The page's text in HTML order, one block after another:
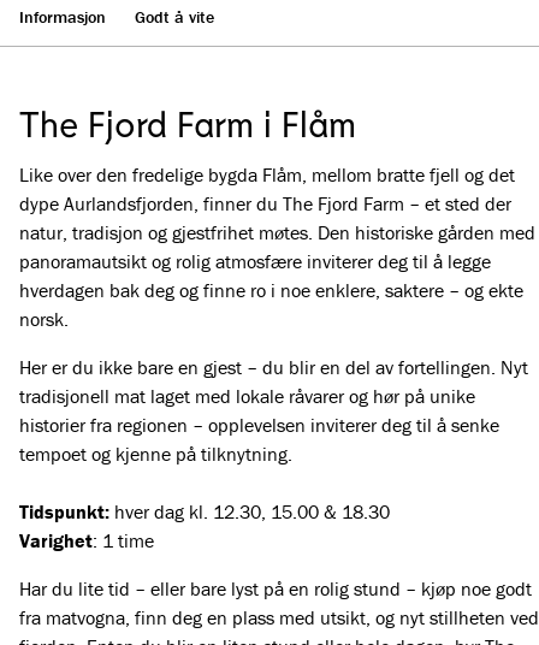
Informasjon Godt å vite
The Fjord Farm i Flåm
Like over den fredelige bygda Flåm, mellom bratte fjell og det
dype Aurlandsfjorden, finner du The Fjord Farm – et sted der
natur, tradisjon og gjestfrihet møtes. Den historiske gården med
panoramautsikt og rolig atmosfære inviterer deg til å legge
hverdagen bak deg og finne ro i noe enklere, saktere – og ekte
norsk.
Her er du ikke bare en gjest – du blir en del av fortellingen. Nyt
tradisjonell mat laget med lokale råvarer og hør på unike
historier fra regionen – opplevelsen inviterer deg til å senke
tempoet og kjenne på tilknytning.
Tidspunkt: hver dag kl. 12.30, 15.00 & 18.30
Varighet: 1 time
Har du lite tid – eller bare lyst på en rolig stund – kjøp noe godt
fra matvogna, finn deg en plass med utsikt, og nyt stillheten ved